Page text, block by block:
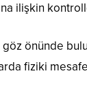
ilişkin
önünde
fiziki mesafe